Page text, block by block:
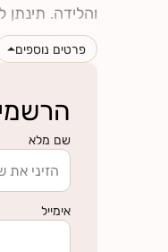
והלידה.
מושפעים אחד
לחצי כאן
פרטים נוספים
שם מלא
אימייל